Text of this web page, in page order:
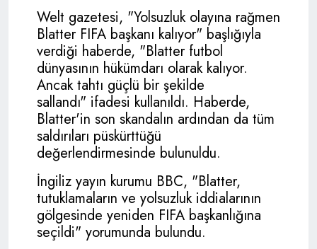
Welt gazetesi, "Yolsuzluk olayına rağmen
Blatter FIFA başkanı kalıyor" başlığıyla
verdiği haberde, "Blatter futbol
dünyasının hükümdarı olarak kalıyor.
Ancak tahtı güçlü bir şekilde
sallandı" ifadesi kullanıldı. Haberde,
Blatter'in son skandalın ardından da tüm
saldırıları püskürttüğü
değerlendirmesinde bulunuldu.
İngiliz yayın kurumu BBC, "Blatter,
tutuklamaların ve yolsuzluk iddialarının
gölgesinde yeniden FIFA başkanlığına
seçildi" yorumunda bulundu.